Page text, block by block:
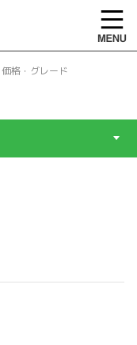
価格・グレード